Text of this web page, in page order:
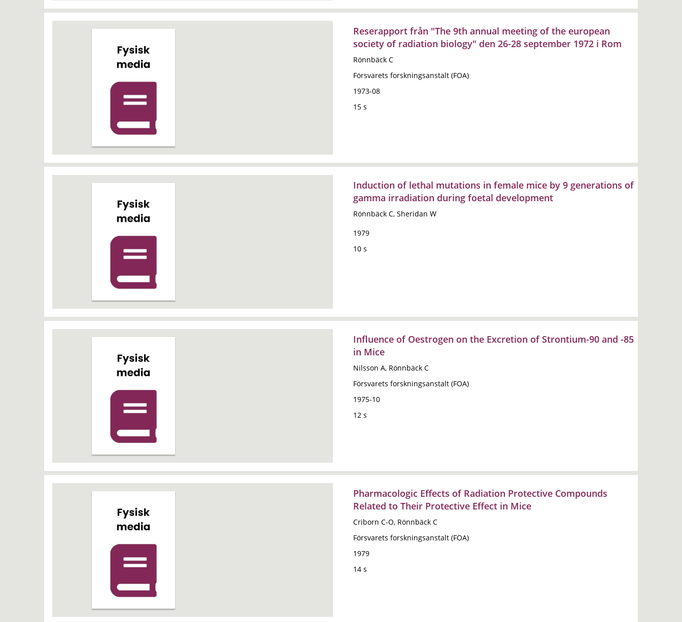
Reserapport från "The 9th annual meeting of the european
society of radiation biology" den 26-28 september 1972 i Rom
Rönnbäck C
Försvarets forskningsanstalt (FOA)
1973-08
15 s
Induction of lethal mutations in female mice by 9 generations of
gamma irradiation during foetal development
Rönnbäck C, Sheridan W
1979
10 s
Influence of Oestrogen on the Excretion of Strontium-90 and -85
in Mice
Nilsson A, Rönnbäck C
Försvarets forskningsanstalt (FOA)
1975-10
12 s
Pharmacologic Effects of Radiation Protective Compounds
Related to Their Protective Effect in Mice
Criborn C-O, Rönnbäck C
Försvarets forskningsanstalt (FOA)
1979
14 s